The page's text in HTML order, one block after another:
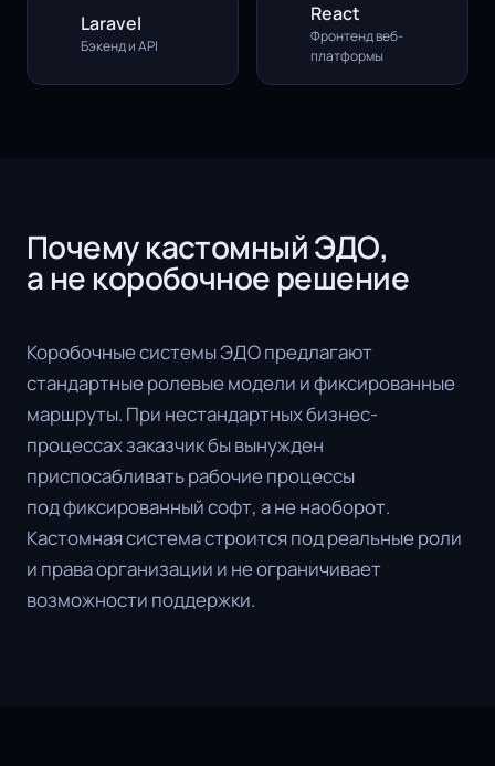
Laravel
Бэкенд и API
React
Фронтенд веб-
платформы
Почему кастомный ЭДО,
а не коробочное решение
Коробочные системы ЭДО предлагают
стандартные ролевые модели и фиксированные
маршруты. При нестандартных бизнес-
процессах заказчик бы вынужден
приспосабливать рабочие процессы
под фиксированный софт, а не наоборот.
Кастомная система строится под реальные роли
и права организации и не ограничивает
возможности поддержки.